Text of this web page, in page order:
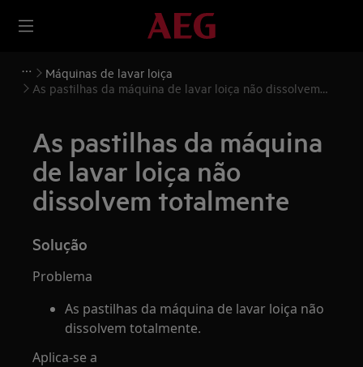
Máquinas de lavar loiça
As pastilhas da máquina de lavar loiça não dissolvem
As pastilhas da máquina
de lavar loiça não
dissolvem totalmente
Solução
Problema
As pastilhas da máquina de lavar loiça não
dissolvem totalmente.
Aplica-se a